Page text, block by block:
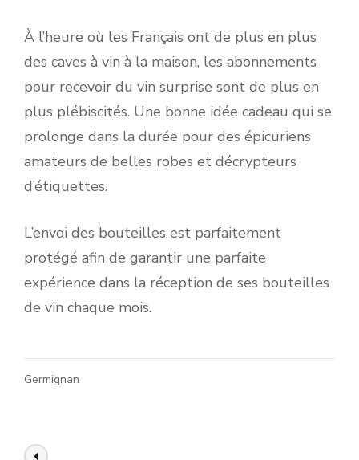
À l’heure où les Français ont de plus en plus
des caves à vin à la maison, les abonnements
pour recevoir du vin surprise sont de plus en
plus plébiscités. Une bonne idée cadeau qui se
prolonge dans la durée pour des épicuriens
amateurs de belles robes et décrypteurs
d’étiquettes.
L’envoi des bouteilles est parfaitement
protégé afin de garantir une parfaite
expérience dans la réception de ses bouteilles
de vin chaque mois.
Germignan